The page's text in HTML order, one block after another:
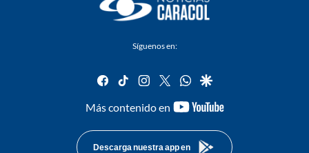
Síguenos en:
facebook
tiktok instagram
twitterwhatsapp
google
Más contenido en
youtube-
Descarga nuestra app en